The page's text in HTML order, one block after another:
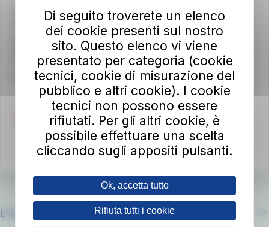
Viale del Progresso n. 6
50032 Borgo San Lorenzo (FI)
Partita IVA 02194050486
autolineetoscane@pec.it
Per info e reclamiat-bus.it/parlaconat
L'azienda
Di seguito troverete un elenco
dei cookie presenti sul nostro
sito. Questo elenco vi viene
presentato per categoria (cookie
tecnici, cookie di misurazione del
pubblico e altri cookie). I cookie
tecnici non possono essere
rifiutati. Per gli altri cookie, è
possibile effettuare una scelta
cliccando sugli appositi pulsanti.
Ok, accetta tutto
Rifiuta tutti i cookie